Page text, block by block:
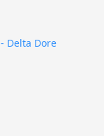
Delta Dore